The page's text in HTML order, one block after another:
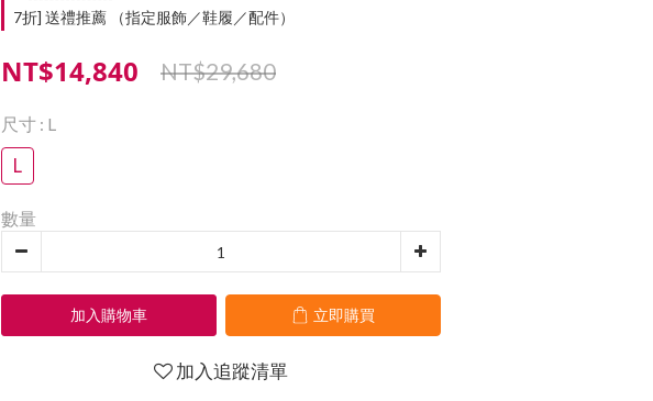
7折] 送禮推薦 （指定服飾／鞋履／配件）
NT$14,840 NT$29,680
尺寸 : L
L
數量
加入購物車 立即購買
加入追蹤清單